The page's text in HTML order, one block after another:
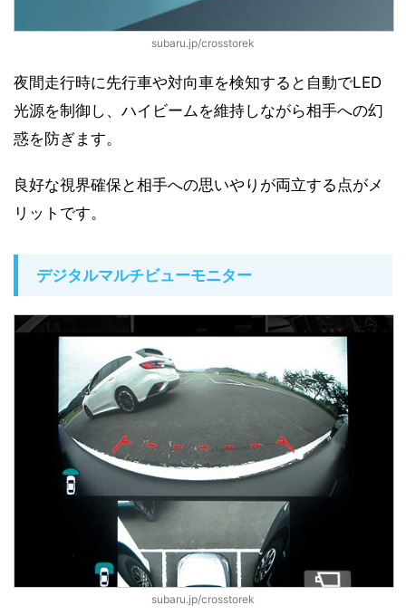
subaru.jp/crosstorek
夜間走行時に先行車や対向車を検知すると自動でLED
光源を制御し、ハイビームを維持しながら相手への幻
惑を防ぎます。
良好な視界確保と相手への思いやりが両立する点がメ
リットです。
デジタルマルチビューモニター
subaru.jp/crosstorek